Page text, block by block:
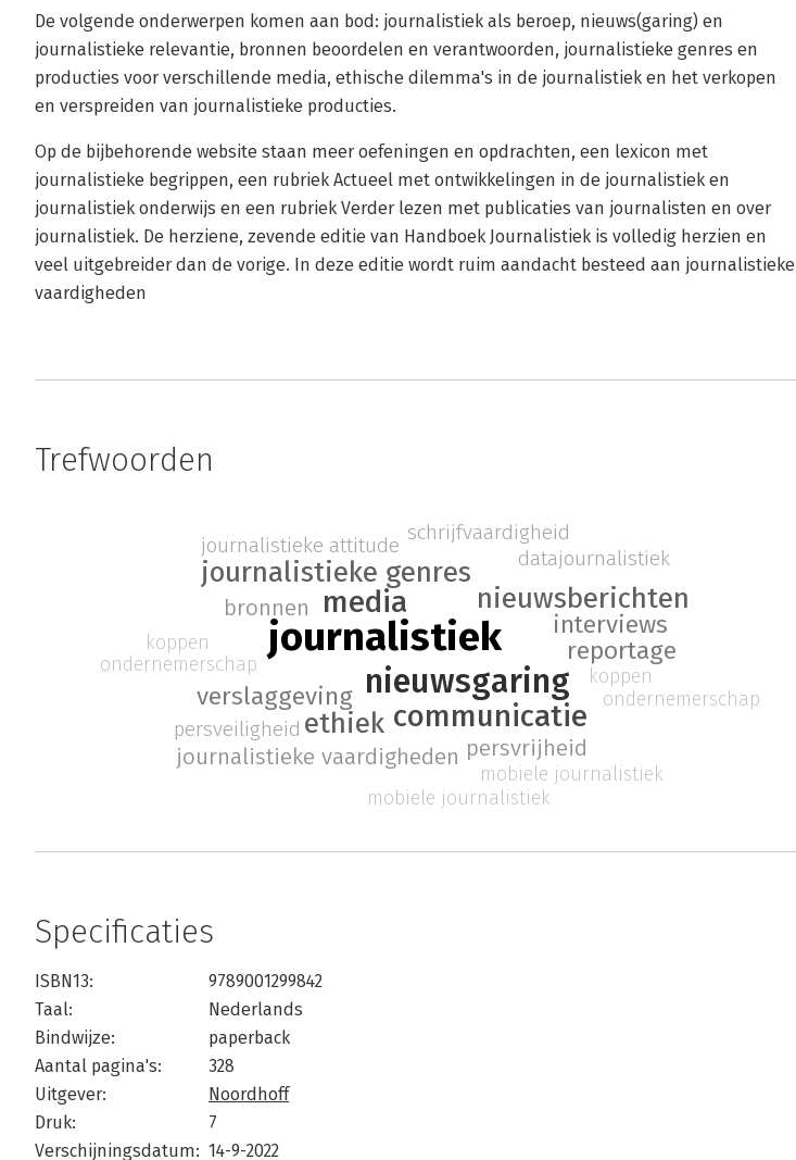
De volgende onderwerpen komen aan bod: journalistiek als beroep, nieuws(garing) en
journalistieke relevantie, bronnen beoordelen en verantwoorden, journalistieke genres en
producties voor verschillende media, ethische dilemma's in de journalistiek en het verkopen
en verspreiden van journalistieke producties.
Op de bijbehorende website staan meer oefeningen en opdrachten, een lexicon met
journalistieke begrippen, een rubriek Actueel met ontwikkelingen in de journalistiek en
journalistiek onderwijs en een rubriek Verder lezen met publicaties van journalisten en over
journalistiek. De herziene, zevende editie van Handboek Journalistiek is volledig herzien en
veel uitgebreider dan de vorige. In deze editie wordt ruim aandacht besteed aan journalistieke
vaardigheden
Trefwoorden
journalistiek
nieuwsgaring
media
communicatie
journalistieke genres
nieuwsberichten
ethiek
verslaggeving
interviews
reportage
bronnen
persvrijheid
journalistieke vaardigheden
journalistieke attitude
schrijfvaardigheid
datajournalistiek
persveiligheid
koppen
ondernemerschap
mobiele journalistiek
koppen
ondernemerschap
mobiele journalistiek
Specificaties
ISBN13:
9789001299842
Taal:
Nederlands
Bindwijze:
paperback
Aantal pagina's:
328
Uitgever:
Noordhoff
Druk:
7
Verschijningsdatum: 14-9-2022